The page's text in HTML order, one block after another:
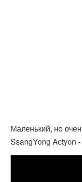
Маленький, но
SsangYong Actyon